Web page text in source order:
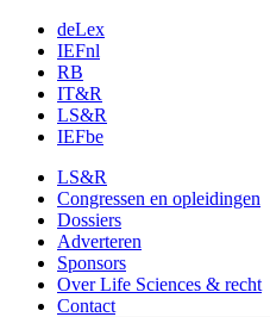
deLex
IEFnl
RB
IT&R
LS&R
IEFbe
LS&R
Congressen en opleidingen
Dossiers
Adverteren
Sponsors
Over Life Sciences & recht
Contact